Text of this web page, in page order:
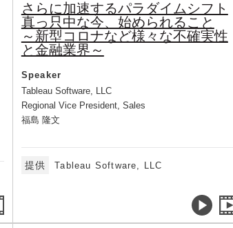
さらに加速するパラダイムシフト
真っ只中な今、始められること
～新型コロナなど様々な不確実性
と金融業界～
Speaker
Tableau Software, LLC
Regional Vice President, Sales
福島 隆文
提供 Tableau Software, LLC